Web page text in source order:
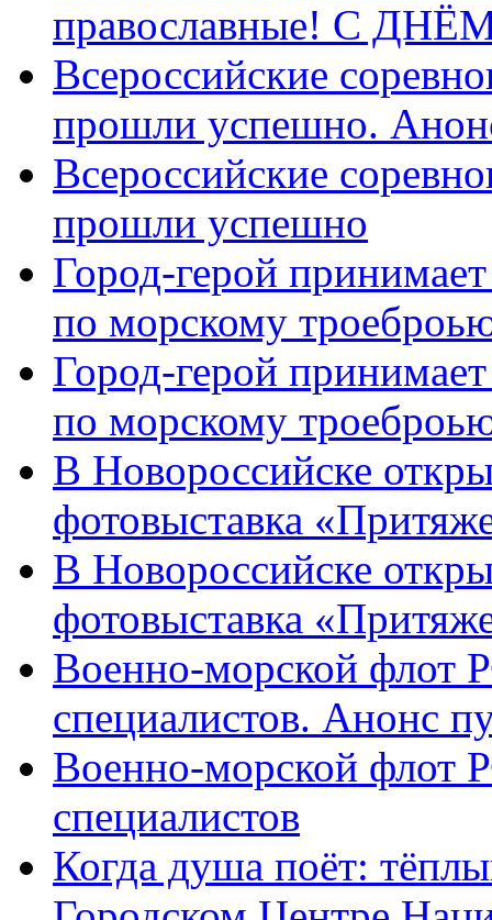
православные! C
Всероссийские
прошли успешно.
Всероссийские
прошли успешно
Город-герой
по морскому
Город-герой
по морскому
В Новороссийске
фотовыставка
В Новороссийске
фотовыставка
Военно-морской флот
специалистов. Анонс
Военно-морской флот
специалистов
Когда душа поёт: